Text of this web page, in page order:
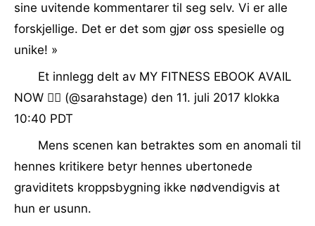
sine uvitende kommentarer til seg selv. Vi er alle
forskjellige. Det er det som gjør oss spesielle og
unike! »
Et innlegg delt av MY FITNESS EBOOK AVAIL
NOW 👇🏼 (@sarahstage) den 11. juli 2017 klokka
10:40 PDT
Mens scenen kan betraktes som en anomali til
hennes kritikere betyr hennes ubertonede
graviditets kroppsbygning ikke nødvendigvis at
hun er usunn.